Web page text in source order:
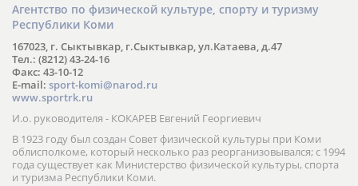
Агентство по физической культуре, спорту и туризму
Республики Коми
167023, г. Сыктывкар, г.Сыктывкар, ул.Катаева, д.47
Тел.: (8212) 43-24-16
Факс: 43-10-12
E-mail: sport-komi@narod.ru
www.sportrk.ru
И.о. руководителя - КОКАРЕВ Евгений Георгиевич
В 1923 году был создан Совет физической культуры при Коми
облисполкоме, который несколько раз реорганизовывался; с 1994
года существует как Министерство физической культуры, спорта
и туризма Республики Коми.